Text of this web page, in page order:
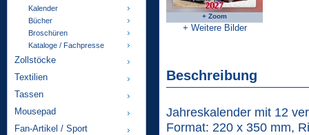
Kalender
Bücher
Broschüren
Kataloge / Fachpresse
Zollstöcke
Textilien
Tassen
Mousepad
Fan-Artikel / Sport
+ Zoom
+ Weitere Bilder
Beschreibung
Jahreskalender mit 12
Format: 220 x 350 mm,